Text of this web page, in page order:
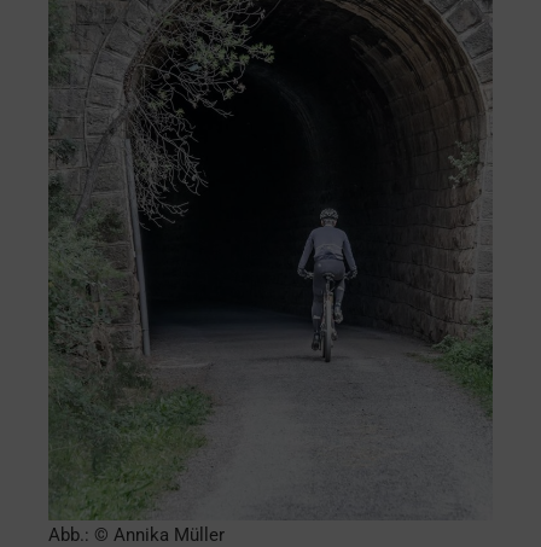
Abb.: © Annika Müller